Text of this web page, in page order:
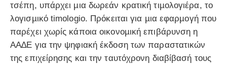
τσέπη, υπάρχει µια δωρεάν κρατική τιµολογιέρα, το
λογισµικό timologio. Πρόκειται για µια εφαρµογή που
παρέχει χωρίς κάποια οικονοµική επιβάρυνση η
ΑΑ∆Ε για την ψηφιακή έκδοση των παραστατικών
της επιχείρησης και την ταυτόχρονη διαβίβασή τους